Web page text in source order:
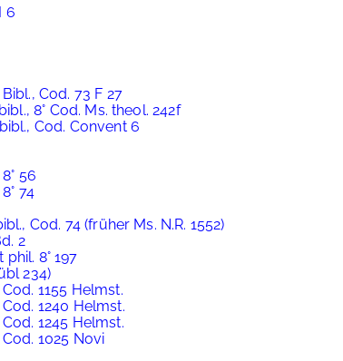
6
Cod. 73 F 27
8° Cod. Ms. theol. 242f
Cod. Convent 6
56
74
Cod. 74 (früher Ms. N.R. 1552)
2
8° 197
234)
1155 Helmst.
1240 Helmst.
1245 Helmst.
1025 Novi